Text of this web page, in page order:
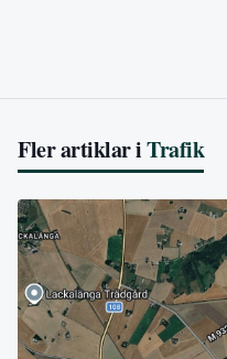
Fler artiklar iTrafik